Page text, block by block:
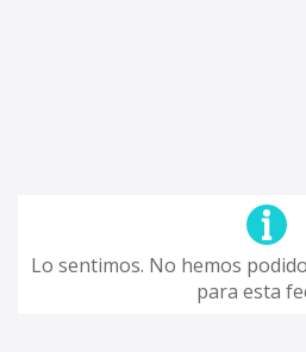
Lo sentimos. No hemos
para esta